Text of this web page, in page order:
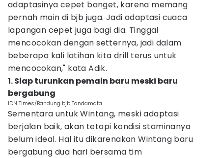
adaptasinya cepet banget, karena memang
pernah main di bjb juga. Jadi adaptasi cuaca
lapangan cepet juga bagi dia. Tinggal
mencocokan dengan setternya, jadi dalam
beberapa kali latihan kita drill terus untuk
mencocokan," kata Adik.
1. Siap turunkan pemain baru meski baru
bergabung
IDN Times/Bandung bjb Tandamata
Sementara untuk Wintang, meski adaptasi
berjalan baik, akan tetapi kondisi staminanya
belum ideal. Hal itu dikarenakan Wintang baru
bergabung dua hari bersama tim